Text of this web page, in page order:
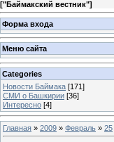
["Баймакский вестник"]
Форма входа
Меню сайта
Categories
Новости Баймака [171]
СМИ о Башкирии [36]
Интересно [4]
Главная » 2009 » Февраль » 25